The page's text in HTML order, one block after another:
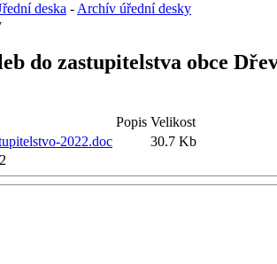
deska - Archív úřední desky
do zastupitelstva obce
Popis Velikost
2022.doc
30.7 Kb